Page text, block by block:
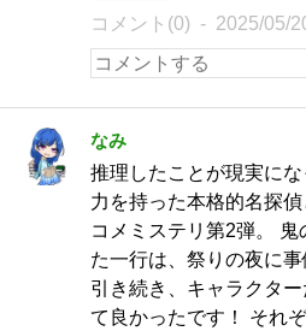
コメント(0) 2025/05/
なみ
推理したことが現実に
力を持った本格的名探
コメミステリ第2弾。
た一行は、祭りの夜に
引き続き、キャラクタ
て良かったです！ それ